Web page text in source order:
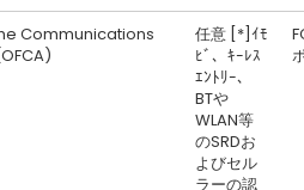
Communications
任意 [*]ｲﾓ
ﾋﾞ、ｷｰﾚｽ
ｴﾝﾄﾘｰ、
BTや
WLAN等
のSRDお
よびセル
ラーの認